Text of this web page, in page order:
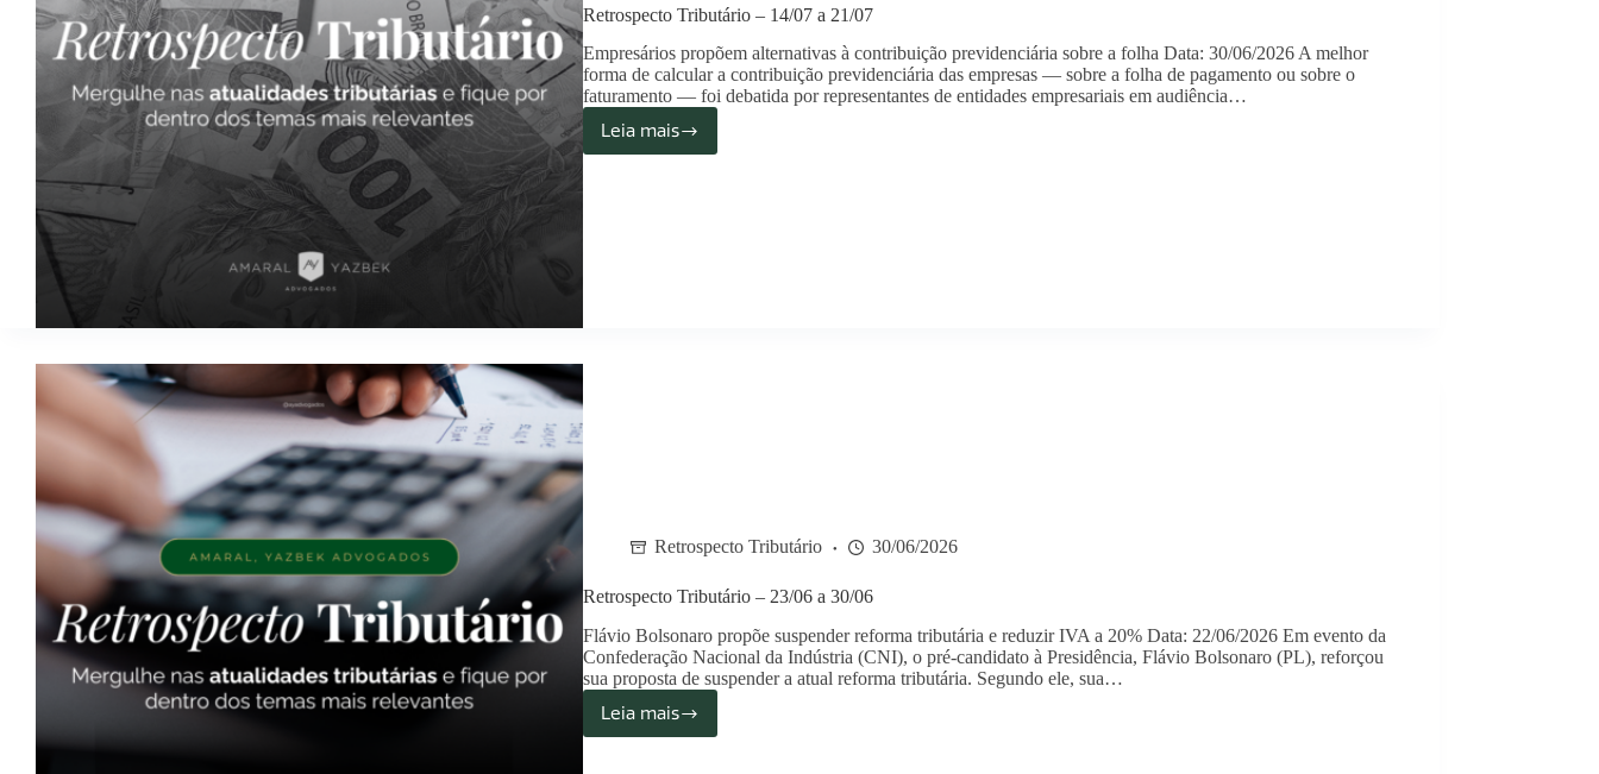
Retrospecto Tributário – 14/07 a 21/07
Empresários propõem alternativas à contribuição previdenciária sobre a folha Data: 30/06/2026 A melhor
forma de calcular a contribuição previdenciária das empresas — sobre a folha de pagamento ou sobre o
faturamento — foi debatida por representantes de entidades empresariais em audiência…
Leia mais
Retrospecto Tributário 30/06/2026
Retrospecto Tributário – 23/06 a 30/06
Flávio Bolsonaro propõe suspender reforma tributária e reduzir IVA a 20% Data: 22/06/2026 Em evento da
Confederação Nacional da Indústria (CNI), o pré-candidato à Presidência, Flávio Bolsonaro (PL), reforçou
sua proposta de suspender a atual reforma tributária. Segundo ele, sua…
Leia mais